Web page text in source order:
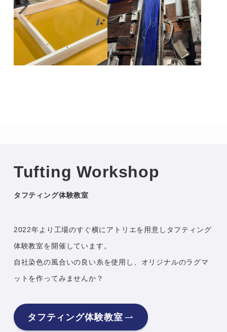
Tufting Workshop
タフティング体験教室
2022年より工場のすぐ横にアトリエを用意しタフティング
体験教室を開催しています。
自社染色の風合いの良い糸を使用し、オリジナルのラグマ
ットを作ってみませんか？
タフティング体験教室